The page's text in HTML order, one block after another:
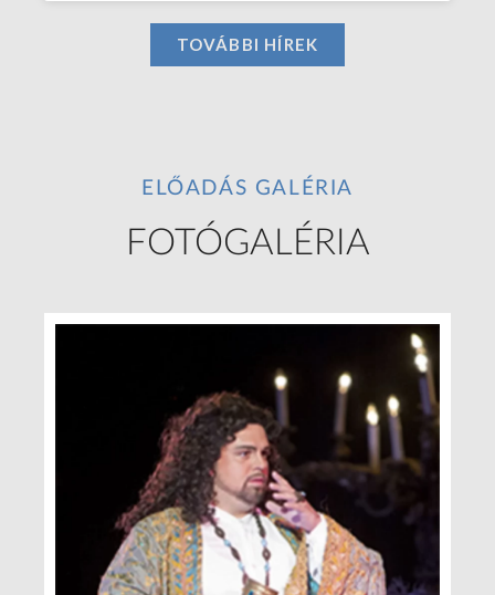
TOVÁBBI HÍREK
ELŐADÁS GALÉRIA
FOTÓGALÉRIA